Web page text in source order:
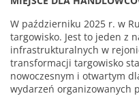
W październiku 2025 r. w
targowisko. Jest to jeden z
infrastrukturalnych w
transformacji targowisko
nowoczesnym i otwartym
wydarzeń organizowanych